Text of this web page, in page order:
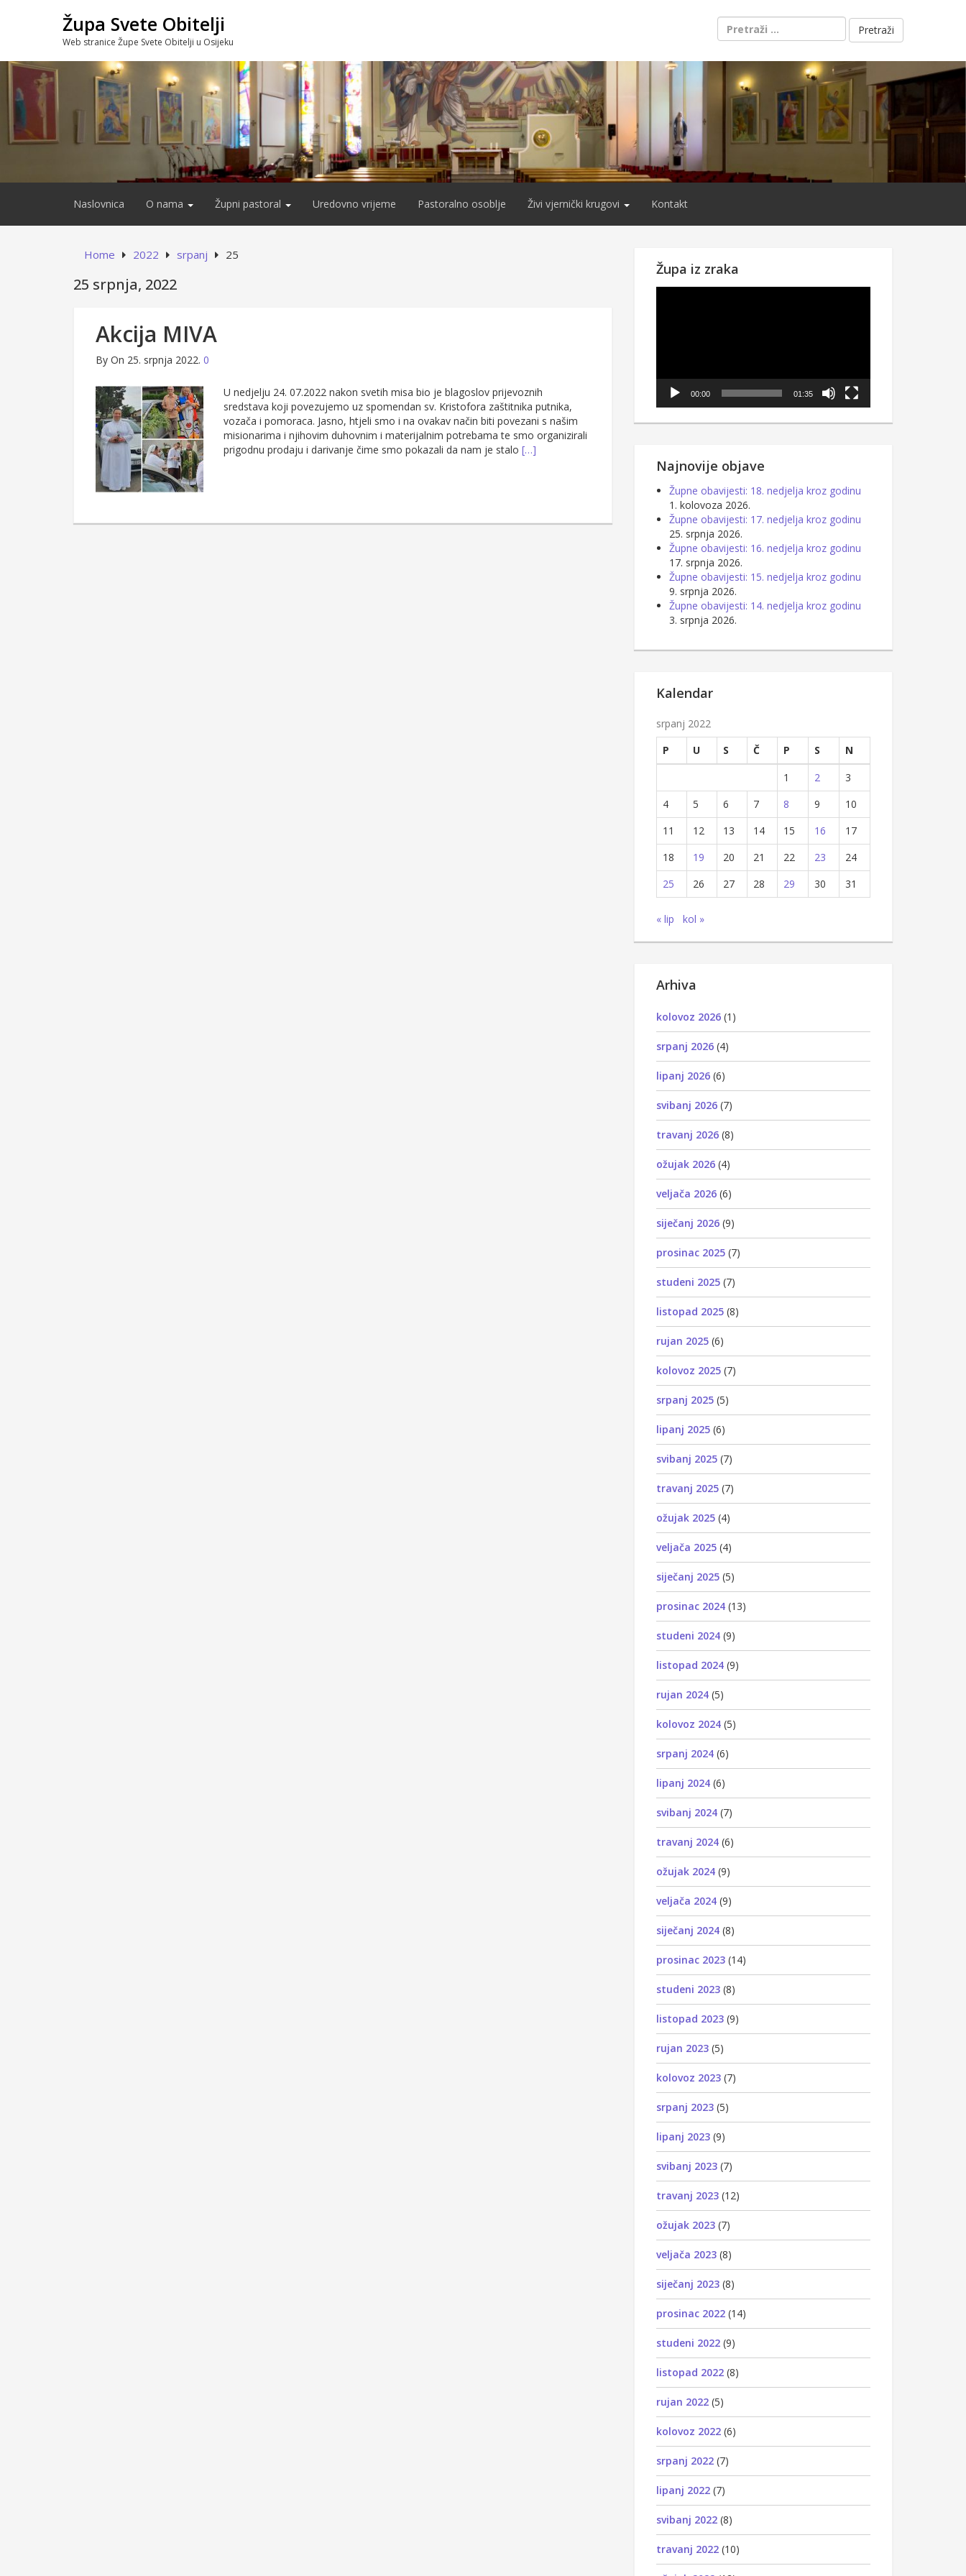
Župa Svete Obitelji
Web stranice Župe Svete Obitelji u Osijeku
Pretraži:
Naslovnica O nama Župni pastoral Uredovno vrijeme Pastoralno osoblje Živi vjernički krugovi Kontakt
Home 2022 srpanj 25
25 srpnja, 2022
Akcija MIVA
By On 25. srpnja 2022. 0
U nedjelju 24. 07.2022 nakon svetih misa bio je blagoslov prijevoznih
sredstava koji povezujemo uz spomendan sv. Kristofora zaštitnika putnika,
vozača i pomoraca. Jasno, htjeli smo i na ovakav način biti povezani s našim
misionarima i njihovim duhovnim i materijalnim potrebama te smo organizirali
prigodnu prodaju i darivanje čime smo pokazali da nam je stalo […]
Župa iz zraka
00:00 01:35
Najnovije objave
Župne obavijesti: 18. nedjelja kroz godinu
1. kolovoza 2026.
Župne obavijesti: 17. nedjelja kroz godinu
25. srpnja 2026.
Župne obavijesti: 16. nedjelja kroz godinu
17. srpnja 2026.
Župne obavijesti: 15. nedjelja kroz godinu
9. srpnja 2026.
Župne obavijesti: 14. nedjelja kroz godinu
3. srpnja 2026.
Kalendar
srpanj 2022
P
U S Č P S
N
1
2
3
4
5 6 7 8 9
10
11
12 13 14 15 16
17
18
19 20 21 22 23
24
25
26 27 28 29 30 31
« lip kol »
Arhiva
kolovoz 2026 (1)
srpanj 2026 (4)
lipanj 2026 (6)
svibanj 2026 (7)
travanj 2026 (8)
ožujak 2026 (4)
veljača 2026 (6)
siječanj 2026 (9)
prosinac 2025 (7)
studeni 2025 (7)
listopad 2025 (8)
rujan 2025 (6)
kolovoz 2025 (7)
srpanj 2025 (5)
lipanj 2025 (6)
svibanj 2025 (7)
travanj 2025 (7)
ožujak 2025 (4)
veljača 2025 (4)
siječanj 2025 (5)
prosinac 2024 (13)
studeni 2024 (9)
listopad 2024 (9)
rujan 2024 (5)
kolovoz 2024 (5)
srpanj 2024 (6)
lipanj 2024 (6)
svibanj 2024 (7)
travanj 2024 (6)
ožujak 2024 (9)
veljača 2024 (9)
siječanj 2024 (8)
prosinac 2023 (14)
studeni 2023 (8)
listopad 2023 (9)
rujan 2023 (5)
kolovoz 2023 (7)
srpanj 2023 (5)
lipanj 2023 (9)
svibanj 2023 (7)
travanj 2023 (12)
ožujak 2023 (7)
veljača 2023 (8)
siječanj 2023 (8)
prosinac 2022 (14)
studeni 2022 (9)
listopad 2022 (8)
rujan 2022 (5)
kolovoz 2022 (6)
srpanj 2022 (7)
lipanj 2022 (7)
svibanj 2022 (8)
travanj 2022 (10)